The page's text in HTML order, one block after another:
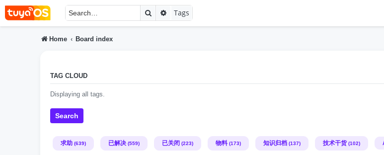
SearchAdvanced search
Tags
Home Board index
TAG CLOUD
Displaying all tags.
Search
求助 (639) 已解决 (559) 已关闭 (223) 物料 (173) 知识归档 (137) 技术干货 (102)